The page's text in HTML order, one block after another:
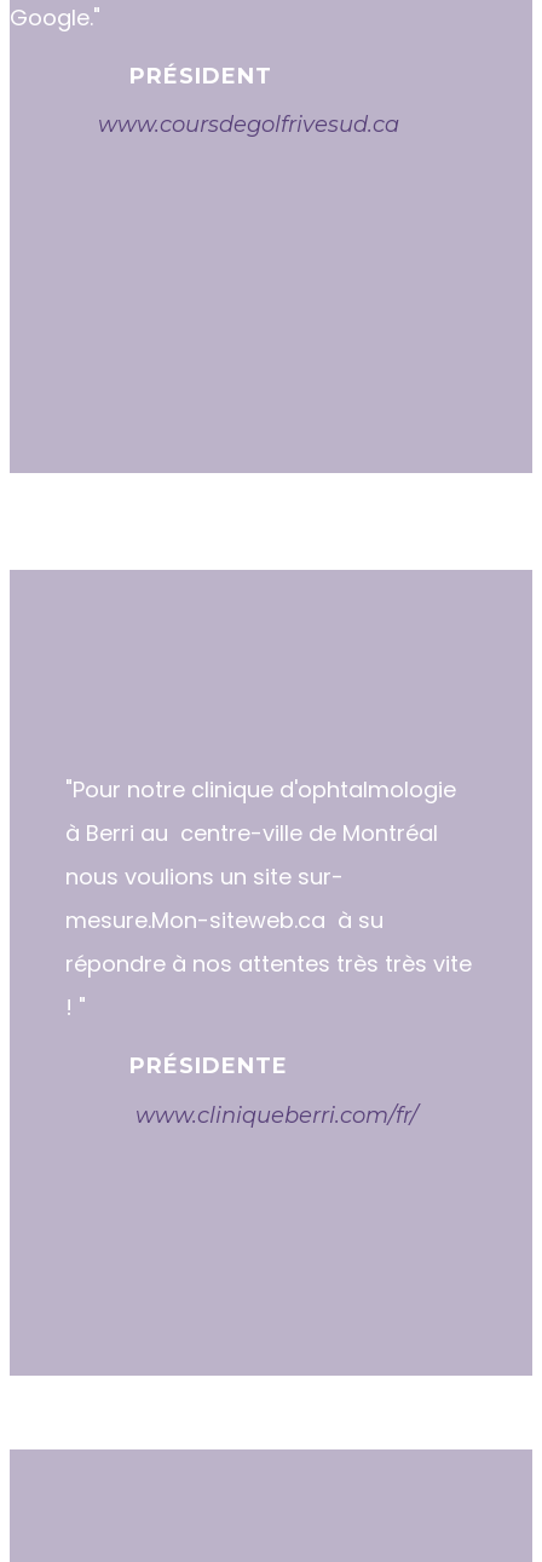
Google."
PRÉSIDENT
www.coursdegolfrivesud.ca
"​​Pour notre clinique d'ophtalmologie
à Berri au centre-ville de Montréal
nous voulions un site sur-
mesure.Mon-siteweb.ca à su
répondre à nos attentes très très vite
! "
PRÉSIDENTE
www.cliniqueberri.com/fr/